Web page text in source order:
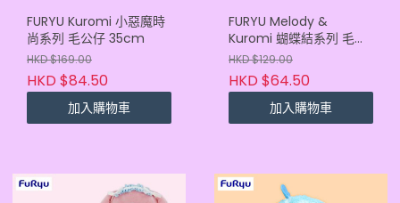
FURYU Kuromi 小惡魔時
尚系列 毛公仔 35cm
HKD $169.00
HKD $84.50
加入購物車
FURYU Melody &
Kuromi 蝴蝶結系列 毛公
仔 12cm
HKD $129.00
HKD $64.50
加入購物車